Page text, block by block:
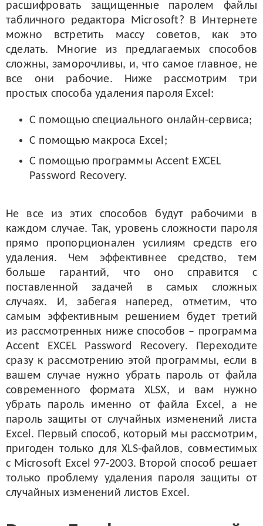
расшифровать защищенные паролем файлы
табличного редактора Microsoft? В Интернете
можно встретить массу советов, как это
сделать. Многие из предлагаемых способов
сложны, заморочливы, и, что самое главное, не
все они рабочие. Ниже рассмотрим три
простых способа удаления пароля Excel:
С помощью специального онлайн-сервиса;
С помощью макроса Excel;
С помощью программы Accent EXCEL
Password Recovery.
Не все из этих способов будут рабочими в
каждом случае. Так, уровень сложности пароля
прямо пропорционален усилиям средств его
удаления. Чем эффективнее средство, тем
больше гарантий, что оно справится с
поставленной задачей в самых сложных
случаях. И, забегая наперед, отметим, что
самым эффективным решением будет третий
из рассмотренных ниже способов – программа
Accent EXCEL Password Recovery. Переходите
сразу к рассмотрению этой программы, если в
вашем случае нужно убрать пароль от файла
современного формата XLSX, и вам нужно
убрать пароль именно от файла Excel, а не
пароль защиты от случайных изменений листа
Excel. Первый способ, который мы рассмотрим,
пригоден только для XLS-файлов, совместимых
с Microsoft Excel 97-2003. Второй способ решает
только проблему удаления пароля защиты от
случайных изменений листов Excel.